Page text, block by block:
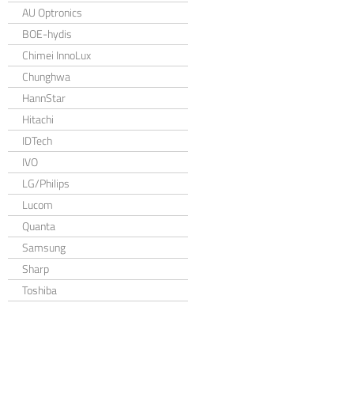
AU Optronics
BOE-hydis
Chimei InnoLux
Chunghwa
HannStar
Hitachi
IDTech
IVO
LG/Philips
Lucom
Quanta
Samsung
Sharp
Toshiba